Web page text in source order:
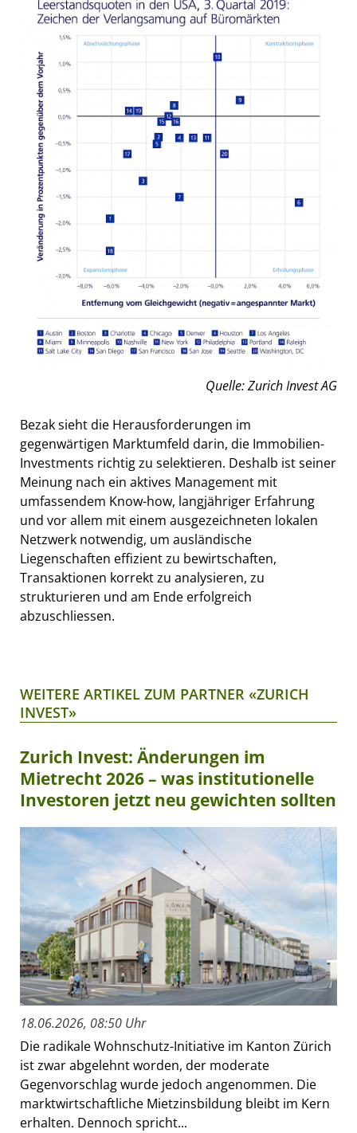
Quelle: Zurich Invest AG
Bezak sieht die Herausforderungen im
gegenwärtigen Marktumfeld darin, die Immobilien-
Investments richtig zu selektieren. Deshalb ist seiner
Meinung nach ein aktives Management mit
umfassendem Know-how, langjähriger Erfahrung
und vor allem mit einem ausgezeichneten lokalen
Netzwerk notwendig, um ausländische
Liegenschaften effizient zu bewirtschaften,
Transaktionen korrekt zu analysieren, zu
strukturieren und am Ende erfolgreich
abzuschliessen.
WEITERE ARTIKEL ZUM PARTNER «ZURICH
INVEST»
Zurich Invest: Änderungen im
Mietrecht 2026 – was institutionelle
Investoren jetzt neu gewichten sollten
18.06.2026, 08:50 Uhr
Die radikale Wohnschutz-Initiative im Kanton Zürich
ist zwar abgelehnt worden, der moderate
Gegenvorschlag wurde jedoch angenommen. Die
marktwirtschaftliche Mietzinsbildung bleibt im Kern
erhalten. Dennoch spricht...